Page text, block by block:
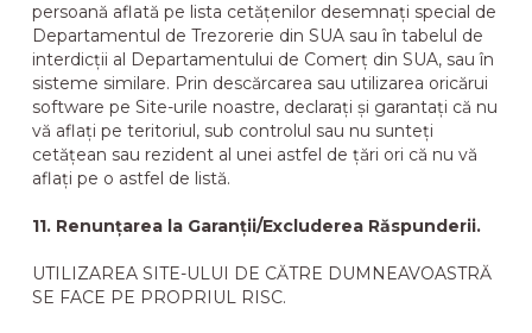
persoană aflată pe lista cetățenilor desemnați special de
Departamentul de Trezorerie din SUA sau în tabelul de
interdicții al Departamentului de Comerț din SUA, sau în
sisteme similare. Prin descărcarea sau utilizarea oricărui
software pe Site-urile noastre, declarați și garantați că nu
vă aflați pe teritoriul, sub controlul sau nu sunteți
cetățean sau rezident al unei astfel de țări ori că nu vă
aflați pe o astfel de listă.
11. Renunțarea la Garanții/Excluderea Răspunderii.
UTILIZAREA SITE-ULUI DE CĂTRE DUMNEAVOASTRĂ
SE FACE PE PROPRIUL RISC.